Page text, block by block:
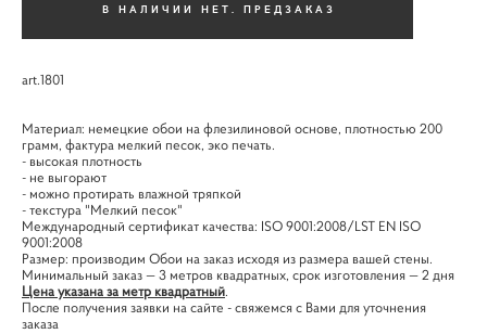
В НАЛИЧИИ НЕТ. ПРЕДЗАКАЗ
art.1801
Материал: немецкие обои на флезилиновой основе, плотностью 200
грамм, фактура мелкий песок, эко печать.
- высокая плотность
- не выгорают
- можно протирать влажной тряпкой
- текстура "Мелкий песок"
Международный сертификат качества: ISO 9001:2008/LST EN ISO
9001:2008
Размер: производим Обои на заказ исходя из размера вашей стены.
Минимальный заказ — 3 метров квадратных, срок изготовления — 2 дня
Цена указана за метр квадратный.
После получения заявки на сайте - свяжемся с Вами для уточнения
заказа